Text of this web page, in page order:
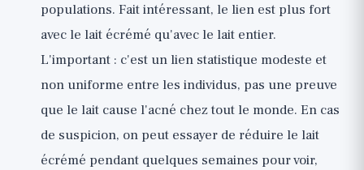
populations. Fait intéressant, le lien est plus fort
avec le lait écrémé qu'avec le lait entier.
L'important : c'est un lien statistique modeste et
non uniforme entre les individus, pas une preuve
que le lait cause l'acné chez tout le monde. En cas
de suspicion, on peut essayer de réduire le lait
écrémé pendant quelques semaines pour voir,